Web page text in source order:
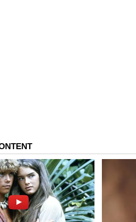
ಒಬ್ಬರಾದ 33 ವರ್ಷದ ಏಂಜೆಲಾ ನಿಕೊಲೌ,
ನಗರದ ಹಿನ್ನೆಲೆಯಲ್ಲಿ
ಅವರ ಪ್ರೊಫೈಲ್‌ನಲ್ಲಿ, ಅವರು
(ಆನ್‌ಲೈನ್‌ನಲ್ಲಿ ಇವಾನ್ ಬೀರ್ಕಸ್ ಎಂದು
ಫೋಟೋಗಳಿವೆ.